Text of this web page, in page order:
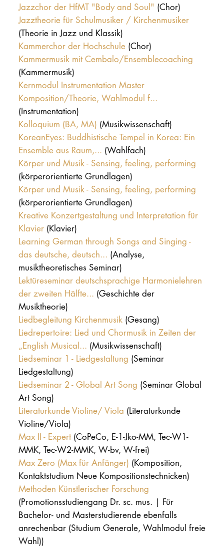
Jazzchor der HfMT "Body and Soul" (Chor)
Jazztheorie für Schulmusiker / Kirchenmusiker
(Theorie in Jazz und Klassik)
Kammerchor der Hochschule (Chor)
Kammermusik mit Cembalo/Ensemblecoaching
(Kammermusik)
Kernmodul Instrumentation Master
Komposition/Theorie, Wahlmodul f...
(Instrumentation)
Kolloquium (BA, MA) (Musikwissenschaft)
KoreanEyes: Buddhistische Tempel in Korea: Ein
Ensemble aus Raum,... (Wahlfach)
Körper und Musik - Sensing, feeling, performing
(körperorientierte Grundlagen)
Körper und Musik - Sensing, feeling, performing
(körperorientierte Grundlagen)
Kreative Konzertgestaltung und Interpretation für
Klavier (Klavier)
Learning German through Songs and Singing -
das deutsche, deutsch... (Analyse,
musiktheoretisches Seminar)
Lektüreseminar deutschsprachige Harmonielehren
der zweiten Hälfte... (Geschichte der
Musiktheorie)
Liedbegleitung Kirchenmusik (Gesang)
Liedrepertoire: Lied und Chormusik in Zeiten der
„English Musical... (Musikwissenschaft)
Liedseminar 1 - Liedgestaltung (Seminar
Liedgestaltung)
Liedseminar 2 - Global Art Song (Seminar Global
Art Song)
Literaturkunde Violine/ Viola (Literaturkunde
Violine/Viola)
Max II - Expert (CoPeCo, E-1-Jko-MM, Tec-W1-
MMK, Tec-W2-MMK, W-bv, W-frei)
Max Zero (Max für Anfänger) (Komposition,
Kontaktstudium Neue Kompositionstechnicken)
Methoden Künstlerischer Forschung
(Promotionsstudiengang Dr. sc. mus. | Für
Bachelor- und Masterstudierende ebenfalls
anrechenbar (Studium Generale, Wahlmodul freie
Wahl))